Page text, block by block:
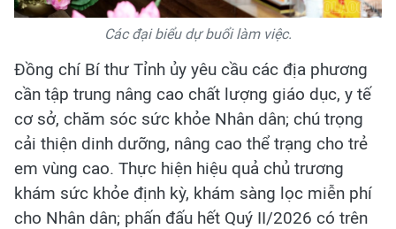
Các đại biểu dự buổi làm việc.
Đồng chí Bí thư Tỉnh ủy yêu cầu các địa phương
cần tập trung nâng cao chất lượng giáo dục, y tế
cơ sở, chăm sóc sức khỏe Nhân dân; chú trọng
cải thiện dinh dưỡng, nâng cao thể trạng cho trẻ
em vùng cao. Thực hiện hiệu quả chủ trương
khám sức khỏe định kỳ, khám sàng lọc miễn phí
cho Nhân dân; phấn đấu hết Quý II/2026 có trên